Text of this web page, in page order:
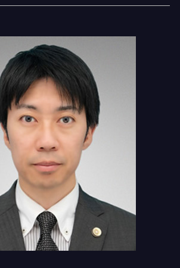
財産分与
割合 違い
事故以外
再生
期間
ローン
再生 切り替え
金 弁護士
護士
請求
故 相談
金請求
求
士基準
士
金請求
整理